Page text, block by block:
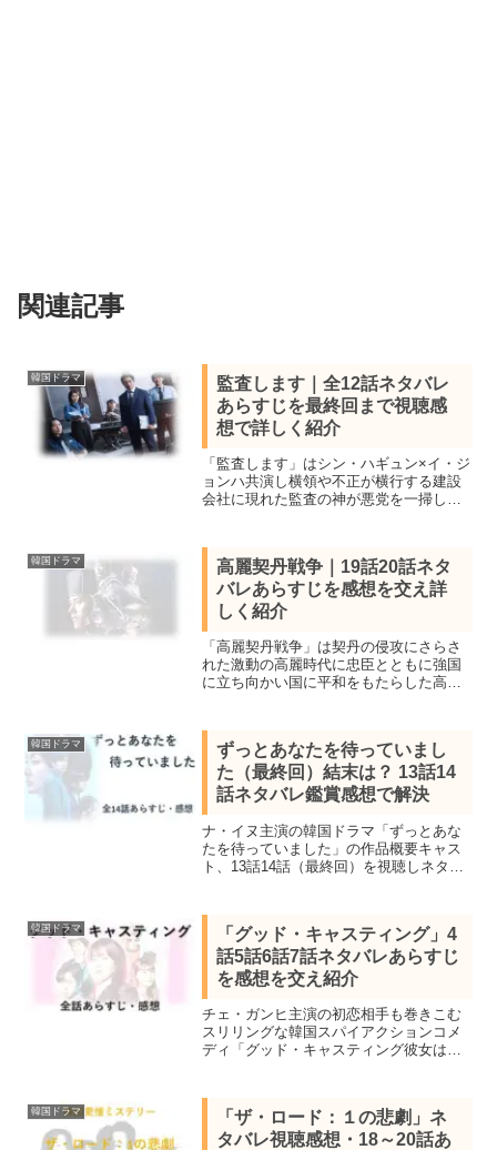
関連記事
韓国ドラマ
監査します｜全12話ネタバレ
あらすじを最終回まで視聴感
想で詳しく紹介
「監査します」はシン・ハギュン×イ・ジ
ョンハ共演し横領や不正が横行する建設
会社に現れた監査の神が悪党を一掃して
末までネタバレ感想で詳しく紹介しま
す。
韓国ドラマ
高麗契丹戦争｜19話20話ネタ
バレあらすじを感想を交え詳
しく紹介
「高麗契丹戦争」は契丹の侵攻にさらさ
れた激動の高麗時代に忠臣とともに強国
に立ち向かい国に平和をもたらした高麗8
あらすじ一覧と19話20話ネタバレ感想を
詳しく紹介。
韓国ドラマ
ずっとあなたを待っていまし
た（最終回）結末は？ 13話14
話ネタバレ鑑賞感想で解決
ナ・イヌ主演の韓国ドラマ「ずっとあな
たを待っていました」の作品概要キャス
ト、13話14話（最終回）を視聴しネタバ
リーサスペンス、連続殺人を追う刑事は
自身の家族の秘密を知る
韓国ドラマ
「グッド・キャスティング」4
話5話6話7話ネタバレあらすじ
を感想を交え紹介
チェ・ガンヒ主演の初恋相手も巻きこむ
スリリングな韓国スパイアクションコメ
ディ「グッド・キャスティング彼女はエ
らすじを紹介します。
韓国ドラマ
「ザ・ロード：１の悲劇」ネ
タバレ視聴感想・18～20話あ